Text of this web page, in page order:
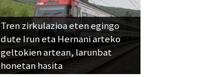
Tren zirkulazioa eten egingo
dute Irun eta Hernani arteko
geltokien artean, larunbat
honetan hasita